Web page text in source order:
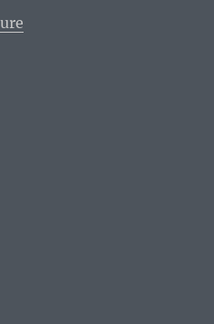
de « Vieux Geek, épisode